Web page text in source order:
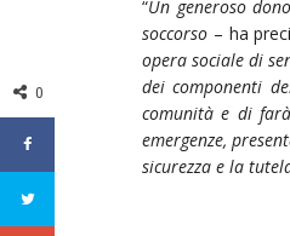
“Un generoso
soccorso – ha
opera sociale di
dei componenti
comunità e di
emergenze,
sicurezza e la
0